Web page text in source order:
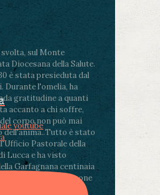
svolta, sul Monte
Diocesana della Salute.
è stata presieduta dal
Durante l'omelia, ha
gratitudine a quanti
accanto a chi soffre,
corpo non può mai
dell'anima..Tutto è stato
Pastorale della
Lucca e ha visto
Garfagnana centinaia
volontari e persone
youtube